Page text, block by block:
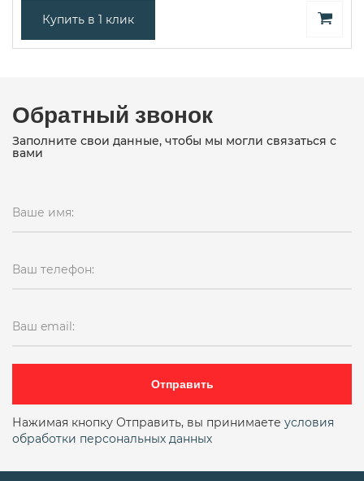
Купить в 1 клик
Обратный звонок
Заполните свои данные, чтобы мы могли связаться с
вами
Ваше имя:
Ваш телефон:
Ваш email:
Отправить
Нажимая кнопку Отправить, вы принимаете условия
обработки персональных данных